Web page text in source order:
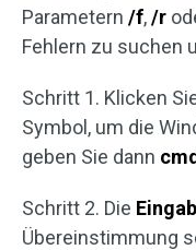
Parametern /f,/r
Fehlern zu suchen
Schritt 1. Klicken
Symbol, um die
geben Sie dann cmd
Schritt 2. Die
Übereinstimmung